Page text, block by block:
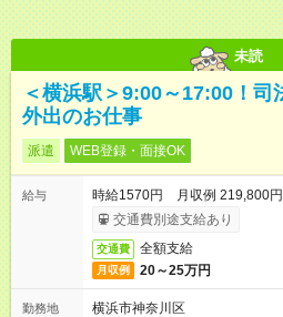
未読
＜横浜駅＞9:00～17:00！司
外出のお仕事
派遣 WEB登録・面接OK
給与
時給1570円 月収例 219,800
交通費別途支給あり
交通費 全額支給
月収例 20～25万円
勤務地
横浜市神奈川区